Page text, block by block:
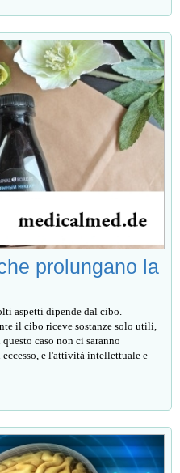
prolungano la
aspetti dipende dal cibo.
il cibo riceve sostanze solo utili,
caso non ci saranno
e l'attività intellettuale e